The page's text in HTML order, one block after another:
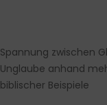
Spannung zwischen
Unglaube anhand
biblischer Beispiele